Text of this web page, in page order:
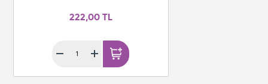
222,00 TL